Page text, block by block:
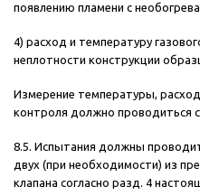
появлению пламени с
4) расход и температуру
неплотности конструкции
Измерение температуры,
контроля должно проводиться
8.5. Испытания должны
двух (при необходимости) из
клапана согласно разд. 4